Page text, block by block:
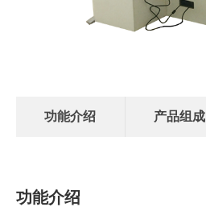
功能介绍 产品组成
功能介绍